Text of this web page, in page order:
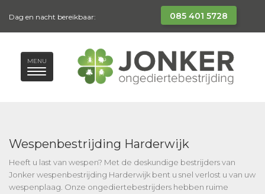
Dag en nacht bereikbaar: 085 401 5728
MENU
Wespenbestrijding Harderwijk
Heeft u last van wespen? Met de deskundige bestrijders van
Jonker wespenbestrijding Harderwijk bent u snel verlost u van uw
wespenplaag. Onze ongediertebestrijders hebben ruime